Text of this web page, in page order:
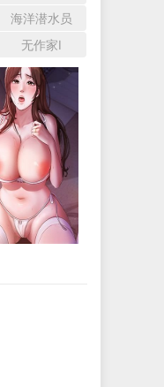
海洋潜水员
无作家I